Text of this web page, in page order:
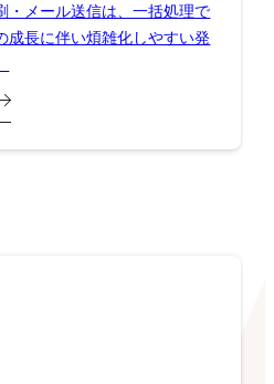
・メール送信は、一括処理で
成長に伴い煩雑化しやすい発